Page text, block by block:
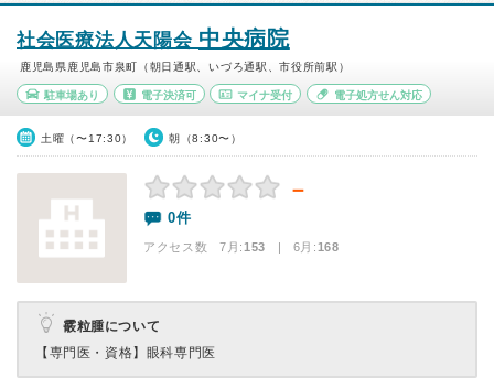
社会医療法人天陽会 中央病院
鹿児島県鹿児島市泉町（朝日通駅、いづろ通駅、市役所前駅）
駐車場あり 電子決済可 マイナ受付 電子処方せん対応
土曜（〜17:30） 朝（8:30〜）
－
0件
アクセス数 7月:153 | 6月:168
霰粒腫について
【専門医・資格】 眼科専門医